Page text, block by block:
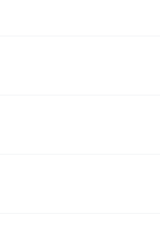
(жироуловителями)